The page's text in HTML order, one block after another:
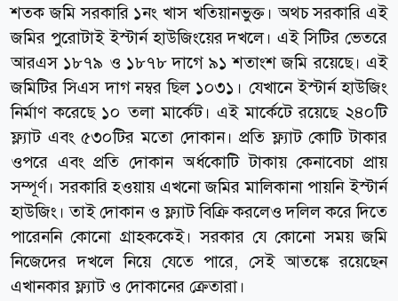
শতক জমি সরকারি ১নং খাস খতিয়ানভুক্ত। অথচ সরকারি এই
জমির পুরোটাই ইস্টার্ন হাউজিংয়ের দখলে। এই সিটির ভেতরে
আরএস ১৮৭৯ ও ১৮৭৮ দাগে ৯১ শতাংশ জমি রয়েছে। এই
জমিটির সিএস দাগ নম্বর ছিল ১০৩১। যেখানে ইস্টার্ন হাউজিং
নির্মাণ করেছে ১০ তলা মার্কেট। এই মার্কেটে রয়েছে ২৪০টি
ফ্ল্যাট এবং ৫৩০টির মতো দোকান। প্রতি ফ্ল্যাট কোটি টাকার
ওপরে এবং প্রতি দোকান অর্ধকোটি টাকায় কেনাবেচা প্রায়
সম্পূর্ণ। সরকারি হওয়ায় এখনো জমির মালিকানা পায়নি ইস্টার্ন
হাউজিং। তাই দোকান ও ফ্ল্যাট বিক্রি করলেও দলিল করে দিতে
পারেননি কোনো গ্রাহককেই। সরকার যে কোনো সময় জমি
নিজেদের দখলে নিয়ে যেতে পারে, সেই আতঙ্কে রয়েছেন
এখানকার ফ্ল্যাট ও দোকানের ক্রেতারা।